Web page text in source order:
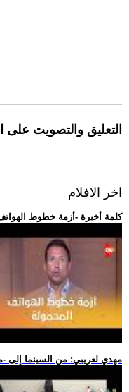
التعليق والتصويت
اخر الافلام
.. كلمة أخيرة -أزمة خطوط
.. مهدي لعريبي: من السينما إلى